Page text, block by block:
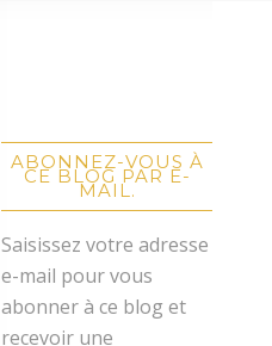
ABONNEZ-VOUS À
CE BLOG PAR E-
MAIL.
Saisissez votre adresse
e-mail pour vous
abonner à ce blog et
recevoir une